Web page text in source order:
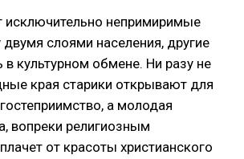
исключительно непримиримые
слоями населения, другие
в культурном обмене. Ни разу не
края старики открывают для
а молодая
вопреки религиозным
от красоты христианского